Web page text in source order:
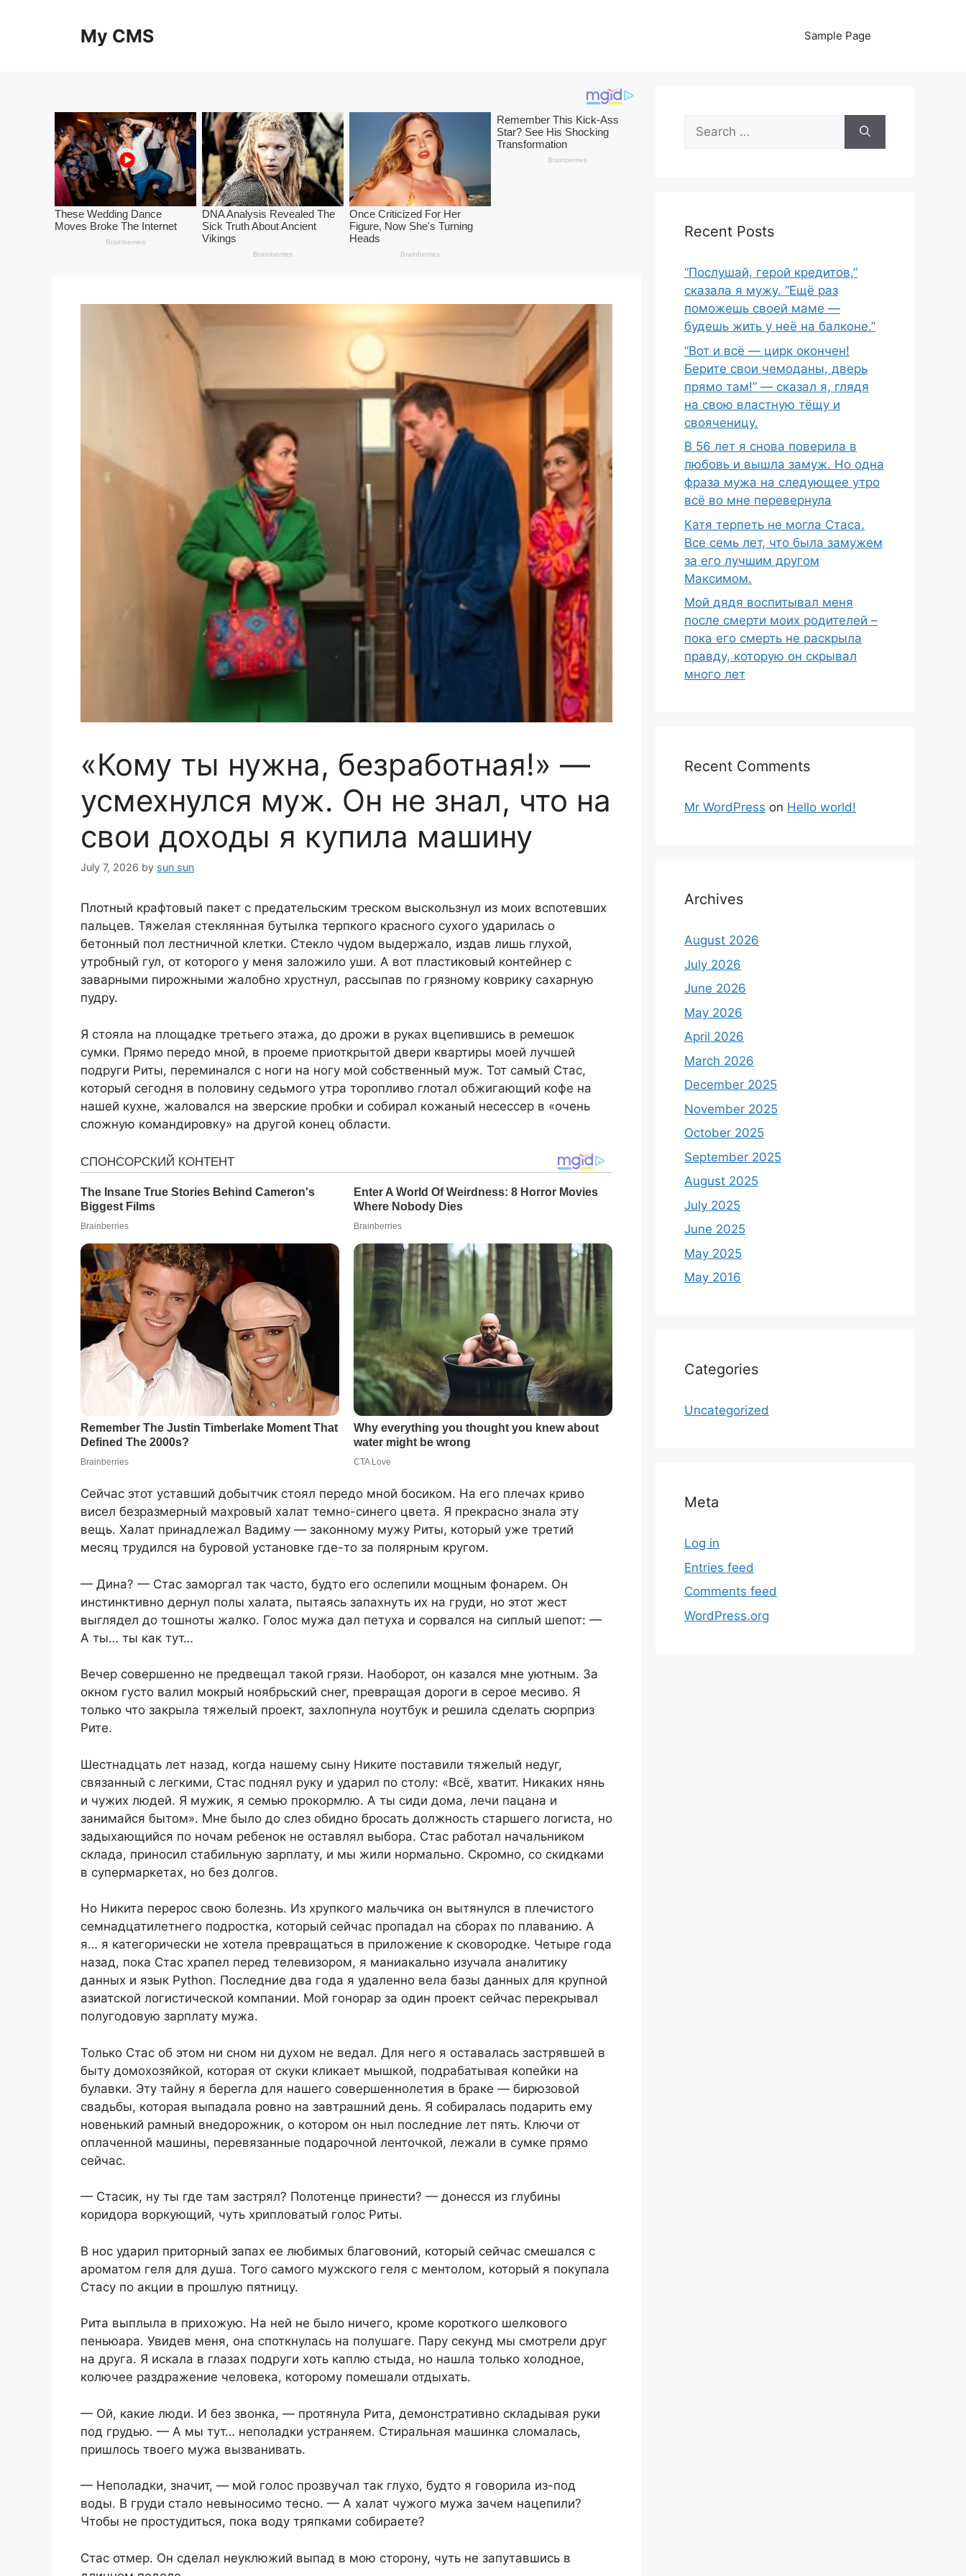
My CMS Sample Page
«Кому ты нужна, безработная!» —
усмехнулся муж. Он не знал, что на
свои доходы я купила машину
July 7, 2026 by sun sun
Плотный крафтовый пакет с предательским треском выскользнул из моих вспотевших
пальцев. Тяжелая стеклянная бутылка терпкого красного сухого ударилась о
бетонный пол лестничной клетки. Стекло чудом выдержало, издав лишь глухой,
утробный гул, от которого у меня заложило уши. А вот пластиковый контейнер с
заварными пирожными жалобно хрустнул, рассыпав по грязному коврику сахарную
пудру.
Я стояла на площадке третьего этажа, до дрожи в руках вцепившись в ремешок
сумки. Прямо передо мной, в проеме приоткрытой двери квартиры моей лучшей
подруги Риты, переминался с ноги на ногу мой собственный муж. Тот самый Стас,
который сегодня в половину седьмого утра торопливо глотал обжигающий кофе на
нашей кухне, жаловался на зверские пробки и собирал кожаный несессер в «очень
сложную командировку» на другой конец области.
Сейчас этот уставший добытчик стоял передо мной босиком. На его плечах криво
висел безразмерный махровый халат темно-синего цвета. Я прекрасно знала эту
вещь. Халат принадлежал Вадиму — законному мужу Риты, который уже третий
месяц трудился на буровой установке где-то за полярным кругом.
— Дина? — Стас заморгал так часто, будто его ослепили мощным фонарем. Он
инстинктивно дернул полы халата, пытаясь запахнуть их на груди, но этот жест
выглядел до тошноты жалко. Голос мужа дал петуха и сорвался на сиплый шепот: —
А ты… ты как тут…
Вечер совершенно не предвещал такой грязи. Наоборот, он казался мне уютным. За
окном густо валил мокрый ноябрьский снег, превращая дороги в серое месиво. Я
только что закрыла тяжелый проект, захлопнула ноутбук и решила сделать сюрприз
Рите.
Шестнадцать лет назад, когда нашему сыну Никите поставили тяжелый недуг,
связанный с легкими, Стас поднял руку и ударил по столу: «Всё, хватит. Никаких нянь
и чужих людей. Я мужик, я семью прокормлю. А ты сиди дома, лечи пацана и
занимайся бытом». Мне было до слез обидно бросать должность старшего логиста, но
задыхающийся по ночам ребенок не оставлял выбора. Стас работал начальником
склада, приносил стабильную зарплату, и мы жили нормально. Скромно, со скидками
в супермаркетах, но без долгов.
Но Никита перерос свою болезнь. Из хрупкого мальчика он вытянулся в плечистого
семнадцатилетнего подростка, который сейчас пропадал на сборах по плаванию. А
я… я категорически не хотела превращаться в приложение к сковородке. Четыре года
назад, пока Стас храпел перед телевизором, я маниакально изучала аналитику
данных и язык Python. Последние два года я удаленно вела базы данных для крупной
азиатской логистической компании. Мой гонорар за один проект сейчас перекрывал
полугодовую зарплату мужа.
Только Стас об этом ни сном ни духом не ведал. Для него я оставалась застрявшей в
быту домохозяйкой, которая от скуки кликает мышкой, подрабатывая копейки на
булавки. Эту тайну я берегла для нашего совершеннолетия в браке — бирюзовой
свадьбы, которая выпадала ровно на завтрашний день. Я собиралась подарить ему
новенький рамный внедорожник, о котором он ныл последние лет пять. Ключи от
оплаченной машины, перевязанные подарочной ленточкой, лежали в сумке прямо
сейчас.
— Стасик, ну ты где там застрял? Полотенце принести? — донесся из глубины
коридора воркующий, чуть хрипловатый голос Риты.
В нос ударил приторный запах ее любимых благовоний, который сейчас смешался с
ароматом геля для душа. Того самого мужского геля с ментолом, который я покупала
Стасу по акции в прошлую пятницу.
Рита выплыла в прихожую. На ней не было ничего, кроме короткого шелкового
пеньюара. Увидев меня, она споткнулась на полушаге. Пару секунд мы смотрели друг
на друга. Я искала в глазах подруги хоть каплю стыда, но нашла только холодное,
колючее раздражение человека, которому помешали отдыхать.
— Ой, какие люди. И без звонка, — протянула Рита, демонстративно складывая руки
под грудью. — А мы тут… неполадки устраняем. Стиральная машинка сломалась,
пришлось твоего мужа вызванивать.
— Неполадки, значит, — мой голос прозвучал так глухо, будто я говорила из-под
воды. В груди стало невыносимо тесно. — А халат чужого мужа зачем нацепили?
Чтобы не простудиться, пока воду тряпками собираете?
Стас отмер. Он сделал неуклюжий выпад в мою сторону, чуть не запутавшись в
Search
for:
Recent Posts
“Послушай, герой кредитов,”
сказала я мужу. “Ещё раз
поможешь своей маме —
будешь жить у неё на балконе.”
“Вот и всё — цирк окончен!
Берите свои чемоданы, дверь
прямо там!” — сказал я, глядя
на свою властную тёщу и
свояченицу.
В 56 лет я снова поверила в
любовь и вышла замуж. Но одна
фраза мужа на следующее утро
всё во мне перевернула
Катя терпеть не могла Стаса.
Все семь лет, что была замужем
за его лучшим другом
Максимом.
Мой дядя воспитывал меня
после смерти моих родителей –
пока его смерть не раскрыла
правду, которую он скрывал
много лет
Recent Comments
Mr WordPress on Hello world!
Archives
August 2026
July 2026
June 2026
May 2026
April 2026
March 2026
December 2025
November 2025
October 2025
September 2025
August 2025
July 2025
June 2025
May 2025
May 2016
Categories
Uncategorized
Meta
Log in
Entries feed
Comments feed
WordPress.org